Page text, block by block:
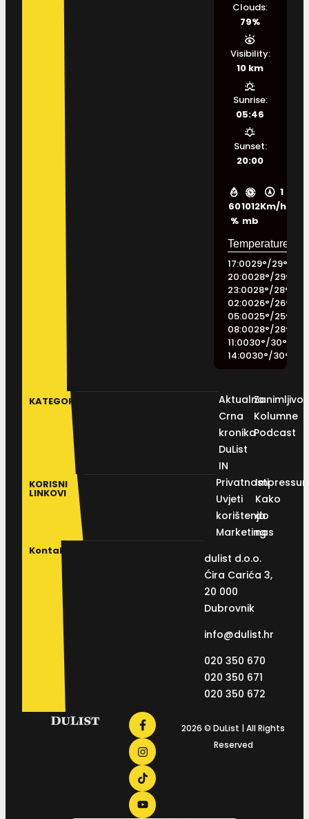
60
%
1012
mb
1
Km/h
Clouds:
79%
Visibility:
10 km
Sunrise:
05:46
Sunset:
20:00
17:0029°/29°
20:0028°/29°
23:0028°/28°
02:0026°/26°
05:0025°/25°
08:0028°/28°
11:0030°/30°
14:0030°/30°
KATEGORIJE
Aktualno
Crna
kronika
DuList
IN
Kolumne
Podcast
KORISNI
LINKOVI
Privatnosti
Uvjeti
korištenja
Marketing
Kako
do
nas
Kontakt
dulist d.o.o.
Ćira Carića 3,
20 000
Dubrovnik
info@dulist.hr
020 350 670
020 350 671
020 350 672
2026 © DuList | All Rights
Reserved